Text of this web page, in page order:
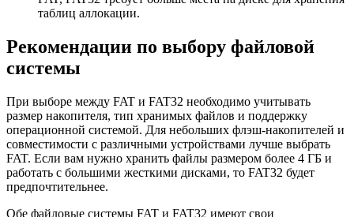
таблиц аллокации.
Рекомендации по выбору файловой
системы
При выборе между FAT и FAT32 необходимо учитывать
размер накопителя, тип хранимых файлов и поддержку
операционной системой. Для небольших флэш-накопителей и
совместимости с различными устройствами лучше выбрать
FAT. Если вам нужно хранить файлы размером более 4 ГБ и
работать с большими жесткими дисками, то FAT32 будет
предпочтительнее.
Обе файловые системы FAT и FAT32 имеют свои